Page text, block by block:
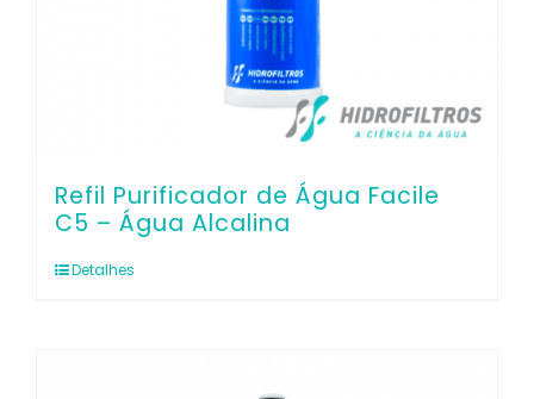
Refil Purificador de Água Facile
C5 – Água Alcalina
Detalhes